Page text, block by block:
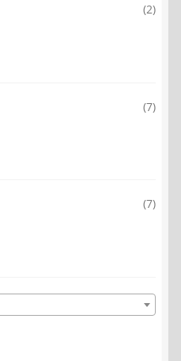
(2)
(7)
(7)